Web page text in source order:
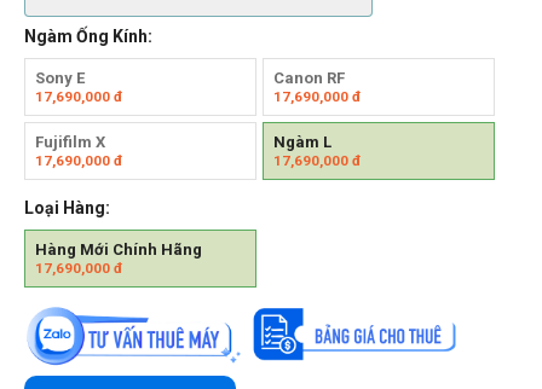
Ngàm Ống Kính:
Sony E
17,690,000 đ
Canon RF
17,690,000đ
Fujifilm X
17,690,000 đ
Ngàm L
17,690,000đ
Loại Hàng:
Hàng Mới Chính Hãng
17,690,000 đ